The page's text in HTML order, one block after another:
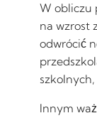
W obliczu
na wzrost
odwrócić
Innym